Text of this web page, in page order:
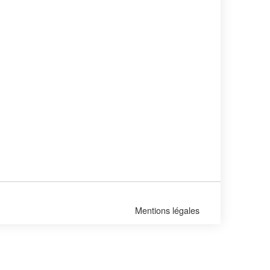
Mentions légales